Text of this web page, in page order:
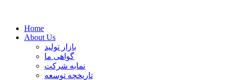
Home
About Us
بازار تولید
گواهی ما
نمایه شرکت
تاریخچه توسعه